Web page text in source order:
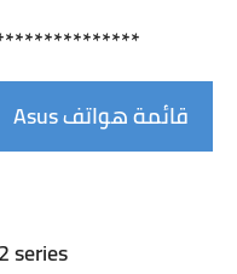
قائمة هواتف Asus
series